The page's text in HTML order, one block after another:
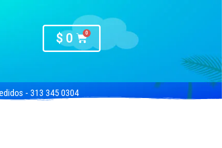
$ 0
- 313 345 0304